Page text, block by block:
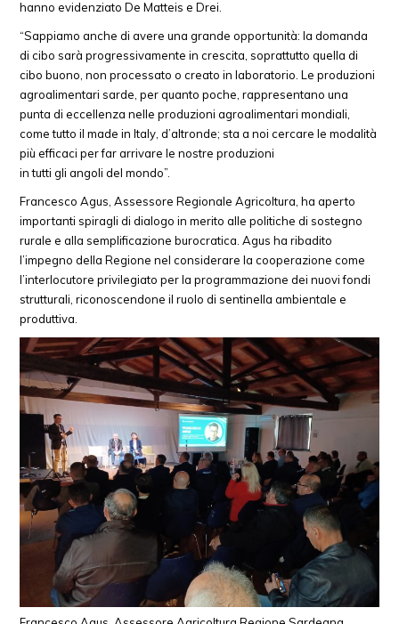
hanno evidenziato De Matteis e Drei.
“Sappiamo anche di avere una grande opportunità: la domanda
di cibo sarà progressivamente in crescita, soprattutto quella di
cibo buono, non processato o creato in laboratorio. Le produzioni
agroalimentari sarde, per quanto poche, rappresentano una
punta di eccellenza nelle produzioni agroalimentari mondiali,
come tutto il made in Italy, d’altronde; sta a noi cercare le modalità
più efficaci per far arrivare le nostre produzioni
in tutti gli angoli del mondo”.
Francesco Agus, Assessore Regionale Agricoltura, ha aperto
importanti spiragli di dialogo in merito alle politiche di sostegno
rurale e alla semplificazione burocratica. Agus ha ribadito
l’impegno della Regione nel considerare la cooperazione come
l’interlocutore privilegiato per la programmazione dei nuovi fondi
strutturali, riconoscendone il ruolo di sentinella ambientale e
produttiva.